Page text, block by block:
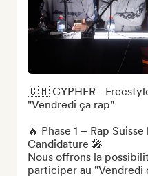
🇨🇭 CYPHER -
"Vendredi ça rap"
🔥 Phase 1 – Rap
Candidature 🎤
Nous offrons la
participer au "Vendredi